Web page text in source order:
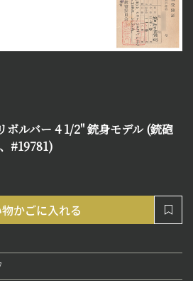
ボルバー 4 1/2" 銃身モデル (銃砲
#19781)